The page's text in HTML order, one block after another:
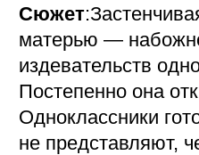
Сюжет
матерью —
издевательств
Постепенно она
Одноклассники
не представляют,